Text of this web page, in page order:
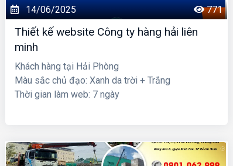
14/06/2025 771
Thiết kế website Công ty hàng hải liên
minh
Khách hàng tại Hải Phòng
Màu sắc chủ đạo: Xanh da trời + Trắng
Thời gian làm web: 7 ngày